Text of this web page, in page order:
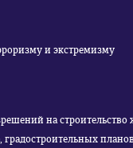
и экстремизму
на
градостроительных планов